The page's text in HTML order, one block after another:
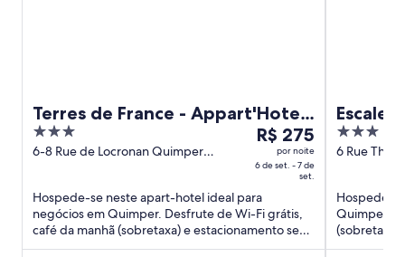
Terres de France - Appart'Hotel
Quimper
3
out
5
6-8 Rue de Locronan Quimper
O
preço
é
R$ 275
por
diária
R$ 275
por noite
6 de set. - 7 de
set.
Hospede-se neste apart-hotel ideal para
negócios em Quimper. Desfrute de Wi-Fi grátis,
café da manhã (sobretaxa) e estacionamento sem
manobrista (sobretaxa). ...
Escale
3
out
5
6 Rue
Hospede-
Quimper.
(sobretaxa)
populares